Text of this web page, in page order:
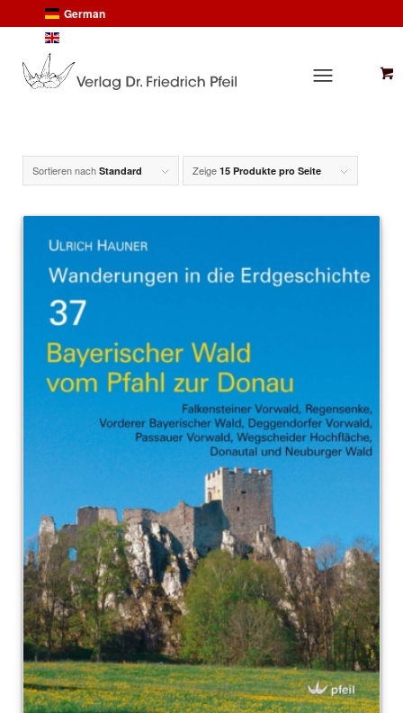
German
Sortieren nach Standard Zeige 15 Produkte pro Seite